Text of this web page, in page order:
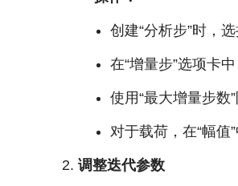
创建“分析步”时，选
在“增量步”选项卡
使用“最大增量步数
对于载荷，在“幅值
调整迭代参数